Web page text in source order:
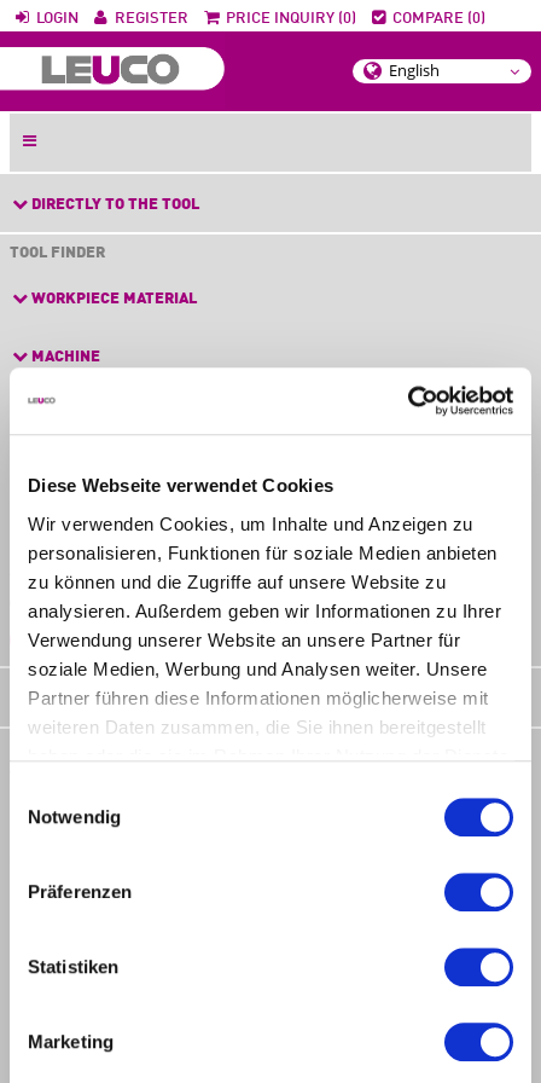
Diese Webseite verwendet Cookies
Wir verwenden Cookies, um Inhalte und Anzeigen zu
personalisieren, Funktionen für soziale Medien anbieten
zu können und die Zugriffe auf unsere Website zu
analysieren. Außerdem geben wir Informationen zu Ihrer
Verwendung unserer Website an unsere Partner für
soziale Medien, Werbung und Analysen weiter. Unsere
Partner führen diese Informationen möglicherweise mit
weiteren Daten zusammen, die Sie ihnen bereitgestellt
Notwendig
Präferenzen
Statistiken
Marketing
LOGIN REGISTER PRICE INQUIRY (0) COMPARE (0)
DIRECTLY TO THE TOOL
TOOL FINDER
WORKPIECE MATERIAL
MACHINE
LEUCO PRODUCT NAMES
Articles found: 260
Your can restrict your selection by using the other filters!
RESET
SELECTION VIA TOOL TYPE
CIRCULAR SAW BLADES BY LEUCO
QUALITY, VARIETY, INNOVATION
Show
Panel Sizing Saw Blades HW - Q-Cut "G6"